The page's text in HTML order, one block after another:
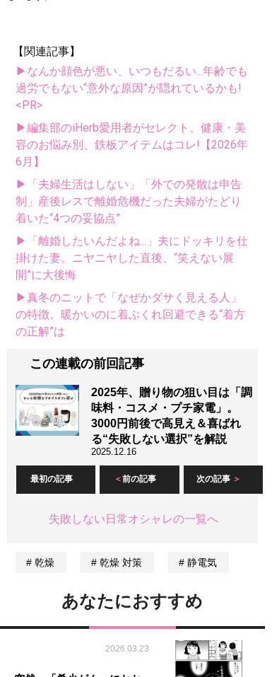
【関連記事】
▶なんか顔色が悪い、いつもだるい...年齢でも
過労でもない“意外な原因”が隠れているかも!
<PR>
▶編集部のiHerb愛用者がセレクト。健康・美
容のお悩み別、鉄板アイテムはコレ!【2026年
6月】
▶「夫婦生活はしない」「外での発散は申告
制」産後レスで離婚危機だった夫婦がたどり
着いた“4つの妥協点”
▶「離婚したいんだよね...」夫にドッキリを仕
掛けた妻。ニヤニヤした直後、“笑えない展
開”に大後悔
▶真冬のニットで「なぜかダサく見える人」
の特徴。暖かいのに着ぶくれ回避できる“着方
の正解”は
この連載の前回記事
2025年、贈り物の狙い目は「調
味料・コスメ・プチ家電」。
3000円前後で高見え＆喜ばれ
る“失敗しない選択”を解説
2025.12.16
最初の記事 前の記事 次の記事
失敗しない日常オシャレの一覧へ
乾燥 乾燥 対策 静電気
あなたにおすすめ
2026.03.23